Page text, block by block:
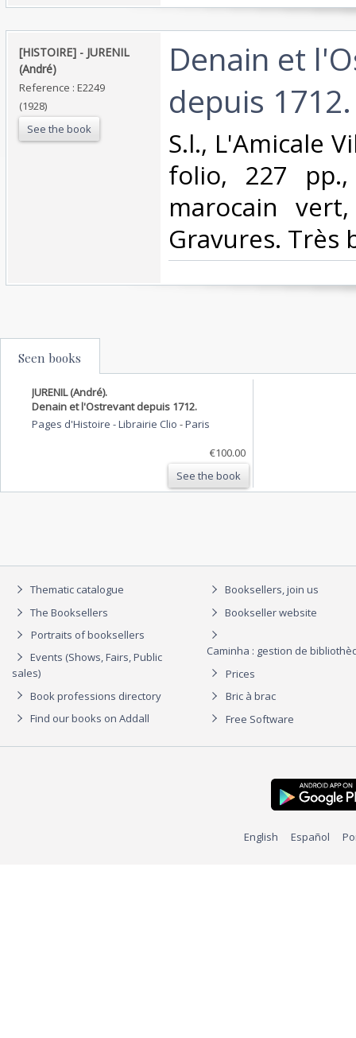
‎[HISTOIRE] - JURENIL
(André)‎
Reference : E2249
(1928)
See the book
‎Denain et
depuis
‎S.l., L'Amicale
folio, 227
marocain
Gravures. Très
Seen books
JURENIL (André).
Denain et l'Ostrevant depuis 1712.
Pages d'Histoire - Librairie Clio -Paris
€100.00
See the book
Thematic catalogue
The Booksellers
Portraits of booksellers
Events (Shows, Fairs, Public
sales)
Book professions directory
Find our books on Addall
Booksellers, join us
Bookseller website
Caminha : gestion de
Prices
Bric à brac
Free Software
English Español